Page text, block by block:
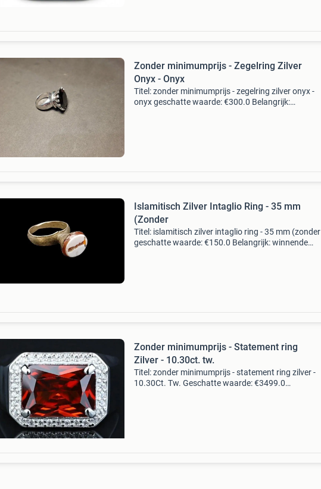
Zonder minimumprijs - Zegelring Zilver
Onyx - Onyx
Titel: zonder minimumprijs - zegelring zilver onyx -
onyx geschatte waarde: €300.0 Belangrijk:
Islamitisch Zilver Intaglio Ring - 35 mm
(Zonder
Titel: islamitisch zilver intaglio ring - 35 mm (zonder
geschatte waarde: €150.0 Belangrijk: winnende
Zonder minimumprijs - Statement ring
Zilver - 10.30ct. tw.
Titel: zonder minimumprijs - statement ring zilver -
10.30Ct. Tw. Geschatte waarde: €3499.0